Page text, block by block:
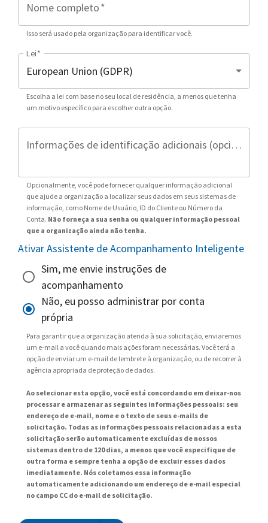
Nome completo*
Isso será usado pela organização para identificar você.
Lei*
Escolha a lei com base no seu local de residência, a menos que tenha
um motivo específico para escolher outra opção.
Informações de identificação adicionais (opcional)
Opcionalmente, você pode fornecer qualquer informação adicional
que ajude a organização a localizar seus dados em seus sistemas de
informação, como Nome de Usuário, ID do Cliente ou Número da
Conta. Não forneça a sua senha ou qualquer informação pessoal
que a organização ainda não tenha.
Ativar Assistente de Acompanhamento Inteligente
Sim, me envie instruções de
acompanhamento
Não, eu posso administrar por conta
própria
Para garantir que a organização atenda à sua solicitação, enviaremos
um e-mail a você quando mais ações foram necessárias. Você terá a
opção de enviar um e-mail de lembrete à organização, ou de recorrer à
agência apropriada de proteção de dados.
Ao selecionar esta opção, você está concordando em deixar-nos
processar e armazenar as seguintes informações pessoais: seu
endereço de e-mail, nome e o texto de seus e-mails de
solicitação. Todas as informações pessoais relacionadas a esta
solicitação serão automaticamente excluídas de nossos
sistemas dentro de 120 dias, a menos que você especifique de
outra forma e sempre tenha a opção de excluir esses dados
imediatamente. Nós coletamos essa informação
automaticamente adicionando um endereço de e-mail especial
no campo CC do e-mail de solicitação.